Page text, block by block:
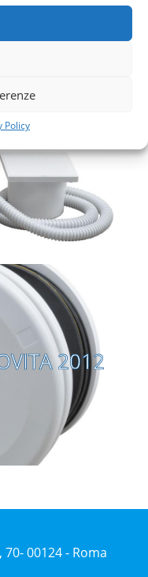
PolicyNOVITA
NOVITA
2012
2012
00124 - Roma